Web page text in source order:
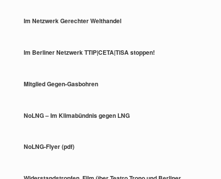
Im Netzwerk Gerechter Welthandel
Im Berliner Netzwerk TTIP|CETA|TiSA stoppen!
Mitglied Gegen-Gasbohren
NoLNG – Im Klimabündnis gegen LNG
NoLNG-Flyer (pdf)